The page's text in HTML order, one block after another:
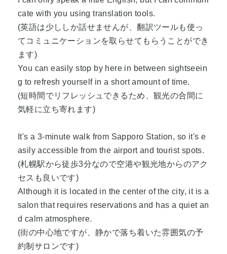
cate with you using translation tools.
(英語は少ししか話せませんが、翻訳ツールも使っ
てコミュニケーションを取らせてもらうことができ
ます)
You can easily stop by here in between sightseein
g to refresh yourself in a short amount of time.
(短時間でリフレッシュできるため、観光の合間に
気軽に立ち寄れます)
It's a 3-minute walk from Sapporo Station, so it's e
asily accessible from the airport and tourist spots.
(札幌駅から徒歩3分なので空港や観光地からのアク
セスも良いです)
Although it is located in the center of the city, it is a
salon that requires reservations and has a quiet an
d calm atmosphere.
(街の中心地ですが、静かで落ち着いた雰囲気の予
約制サロンです)